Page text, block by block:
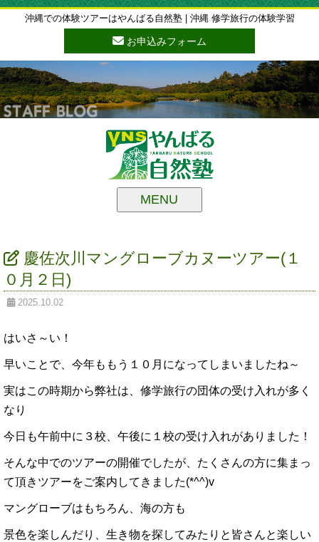
沖縄での体験ツアーはやんばる自然塾 | 沖縄 修学旅行の体験学習
お申込みフォーム
MENU
慶佐次川マングローブカヌーツアー(１
０月２日)
2025.10.02
はいさ～い！
早いことで、今年ももう１０月になってしまいましたね～
実はこの時期から弊社は、修学旅行の団体の受け入れが多く
なり
今日も午前中に３校、午後に１校の受け入れがありました！
そんな中でのツアーの開催でしたが、たくさんの方に集まっ
て頂きツアーをご案内してきました(*^^)v
マングローブはもちろん、海の方も
景色を楽しんだり、生き物を探してみたりと皆さんと楽しい